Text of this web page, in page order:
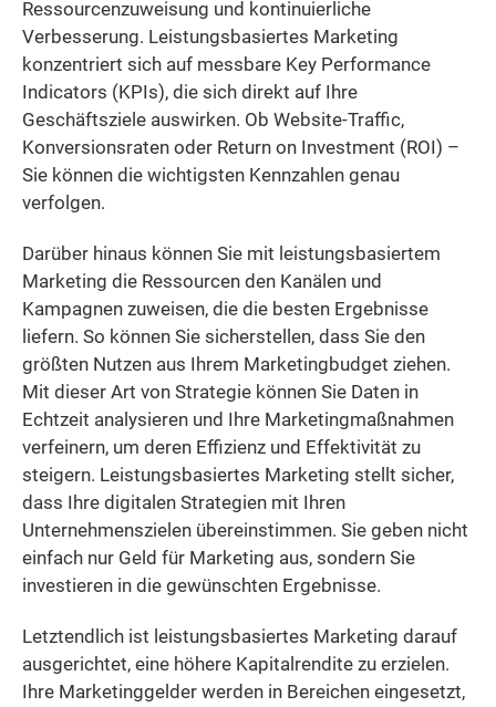
Ressourcenzuweisung und kontinuierliche
Verbesserung. Leistungsbasiertes Marketing
konzentriert sich auf messbare Key Performance
Indicators (KPIs), die sich direkt auf Ihre
Geschäftsziele auswirken. Ob Website-Traffic,
Konversionsraten oder Return on Investment (ROI) –
Sie können die wichtigsten Kennzahlen genau
verfolgen.
Darüber hinaus können Sie mit leistungsbasiertem
Marketing die Ressourcen den Kanälen und
Kampagnen zuweisen, die die besten Ergebnisse
liefern. So können Sie sicherstellen, dass Sie den
größten Nutzen aus Ihrem Marketingbudget ziehen.
Mit dieser Art von Strategie können Sie Daten in
Echtzeit analysieren und Ihre Marketingmaßnahmen
verfeinern, um deren Effizienz und Effektivität zu
steigern. Leistungsbasiertes Marketing stellt sicher,
dass Ihre digitalen Strategien mit Ihren
Unternehmenszielen übereinstimmen. Sie geben nicht
einfach nur Geld für Marketing aus, sondern Sie
investieren in die gewünschten Ergebnisse.
Letztendlich ist leistungsbasiertes Marketing darauf
ausgerichtet, eine höhere Kapitalrendite zu erzielen.
Ihre Marketinggelder werden in Bereichen eingesetzt,